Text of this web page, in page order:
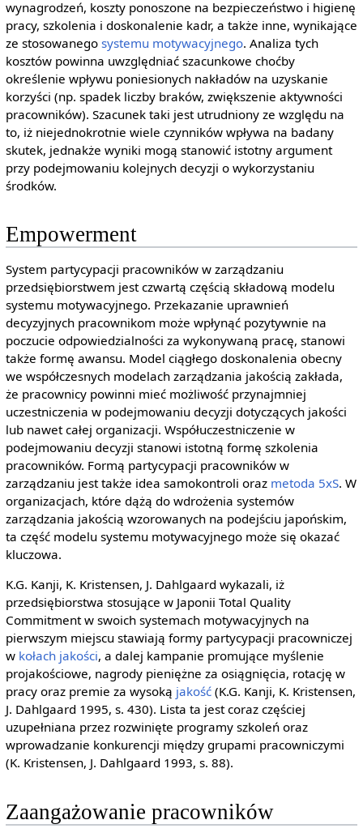
wynagrodzeń, koszty ponoszone na bezpieczeństwo i higienę
pracy, szkolenia i doskonalenie kadr, a także inne, wynikające
ze stosowanego systemu motywacyjnego. Analiza tych
kosztów powinna uwzględniać szacunkowe choćby
określenie wpływu poniesionych nakładów na uzyskanie
korzyści (np. spadek liczby braków, zwiększenie aktywności
pracowników). Szacunek taki jest utrudniony ze względu na
to, iż niejednokrotnie wiele czynników wpływa na badany
skutek, jednakże wyniki mogą stanowić istotny argument
przy podejmowaniu kolejnych decyzji o wykorzystaniu
środków.
Empowerment
System partycypacji pracowników w zarządzaniu
przedsiębiorstwem jest czwartą częścią składową modelu
systemu motywacyjnego. Przekazanie uprawnień
decyzyjnych pracownikom może wpłynąć pozytywnie na
poczucie odpowiedzialności za wykonywaną pracę, stanowi
także formę awansu. Model ciągłego doskonalenia obecny
we współczesnych modelach zarządzania jakością zakłada,
że pracownicy powinni mieć możliwość przynajmniej
uczestniczenia w podejmowaniu decyzji dotyczących jakości
lub nawet całej organizacji. Współuczestniczenie w
podejmowaniu decyzji stanowi istotną formę szkolenia
pracowników. Formą partycypacji pracowników w
zarządzaniu jest także idea samokontroli oraz metoda 5xS. W
organizacjach, które dążą do wdrożenia systemów
zarządzania jakością wzorowanych na podejściu japońskim,
ta część modelu systemu motywacyjnego może się okazać
kluczowa.
K.G. Kanji, K. Kristensen, J. Dahlgaard wykazali, iż
przedsiębiorstwa stosujące w Japonii Total Quality
Commitment w swoich systemach motywacyjnych na
pierwszym miejscu stawiają formy partycypacji pracowniczej
w kołach jakości, a dalej kampanie promujące myślenie
projakościowe, nagrody pieniężne za osiągnięcia, rotację w
pracy oraz premie za wysoką jakość(K.G. Kanji, K. Kristensen,
J. Dahlgaard 1995, s. 430). Lista ta jest coraz częściej
uzupełniana przez rozwinięte programy szkoleń oraz
wprowadzanie konkurencji między grupami pracowniczymi
(K. Kristensen, J. Dahlgaard 1993, s. 88).
Zaangażowanie pracowników